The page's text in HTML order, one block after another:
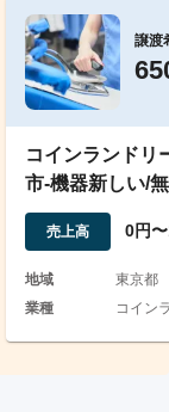
譲渡
コインランドリ
市-機器新しい/
策/黒字店/固定
売上高 0円
地域
東京都
業種
コイン